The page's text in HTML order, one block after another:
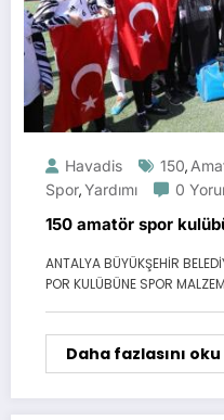
Havadis 150,
Spor,Yardımı 0
150 amatör spor
ANTALYA BÜYÜKŞEHİR
POR KULÜBÜNE SPOR
Daha fazlasını oku